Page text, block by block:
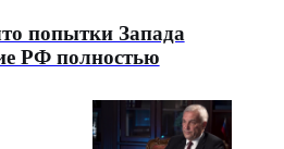
попытки Запада
РФ полностью